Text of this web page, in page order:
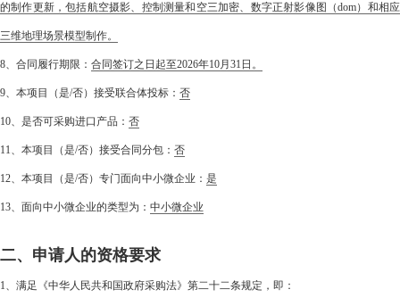
的制作更新，包括航空摄影、控制测量和空三加密、数字正射影像图（dom）和相应
三维地理场景模型制作。
8、合同履行期限： 合同签订之日起至2026年10月31日。
9、本项目（是/否）接受联合体投标： 否
10、是否可采购进口产品： 否
11、本项目（是/否）接受合同分包： 否
12、本项目（是/否）专门面向中小微企业： 是
13、面向中小微企业的类型为： 中小微企业
二、申请人的资格要求
1、满足《中华人民共和国政府采购法》第二十二条规定，即：